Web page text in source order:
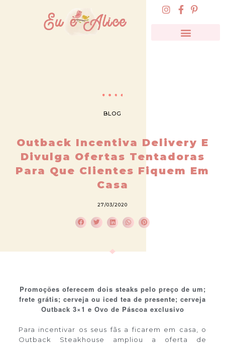
BLOG
Outback Incentiva Delivery E
Divulga Ofertas Tentadoras
Para Que Clientes Fiquem Em
Casa
27/03/2020
Promoções oferecem dois steaks pelo preço de um;
frete grátis; cerveja ou iced tea de presente; cerveja
Outback 3×1 e Ovo de Páscoa exclusivo
Para incentivar os seus fãs a ficarem em casa, o
Outback Steakhouse ampliou a oferta de